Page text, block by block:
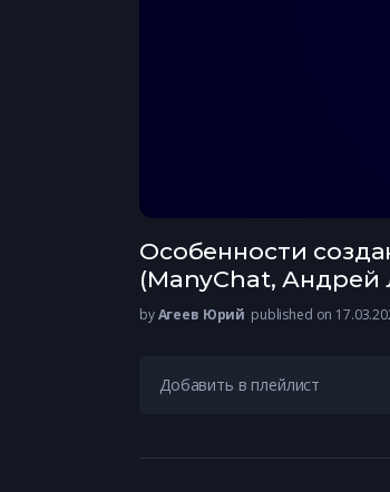
Особенности
(ManyChat, Андрей
byАгеев Юрий published on
Добавить в плейлист